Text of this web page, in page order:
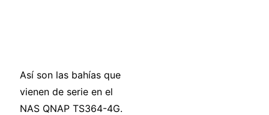
Así son las bahías que
vienen de serie en el
NAS QNAP TS364-4G.